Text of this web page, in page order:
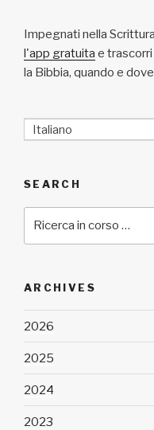
Impegnati nella
l'app gratuita e
la Bibbia, quando e
Italiano
SEARCH
ARCHIVES
2026
2025
2024
2023